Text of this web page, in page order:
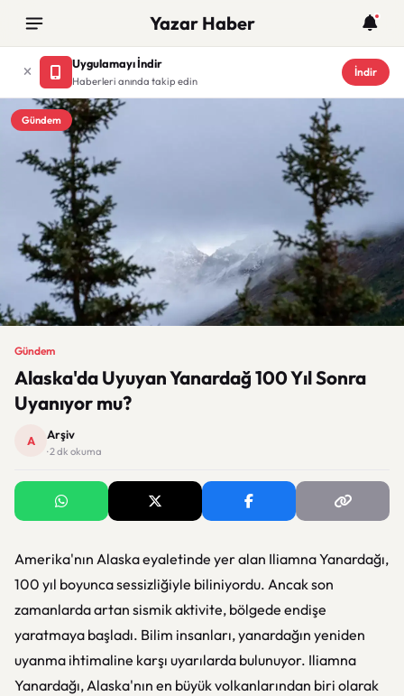
Yazar Haber
Uygulamayı İndir
Haberleri anında takip edin
İndir
Gündem
Gündem
Alaska'da Uyuyan Yanardağ 100 Yıl Sonra
Uyanıyor mu?
A Arşiv
· 2 dk okuma
Amerika'nın Alaska eyaletinde yer alan Iliamna Yanardağı,
100 yıl boyunca sessizliğiyle biliniyordu. Ancak son
zamanlarda artan sismik aktivite, bölgede endişe
yaratmaya başladı. Bilim insanları, yanardağın yeniden
uyanma ihtimaline karşı uyarılarda bulunuyor. Iliamna
Yanardağı, Alaska'nın en büyük volkanlarından biri olarak